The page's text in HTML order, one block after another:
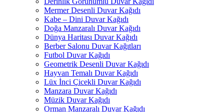
Mermer Desenli Duvar Kağıdı
Kabe – Dini Duvar Kağıdı
Doğa Manzaralı Duvar Kağıdı
Dünya Haritası Duvar Kağıdı
Berber Salonu Duvar Kağıtları
Futbol Duvar Kağıdı
Geometrik Desenli Duvar Kağıdı
Hayvan Temalı Duvar Kağıdı
Lüx İnci Çicekli Duvar Kağıdı
Manzara Duvar Kağıdı
Müzik Duvar Kağıdı
Orman Manzaralı Duvar Kağıdı